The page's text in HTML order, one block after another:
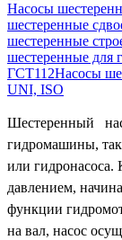
Насосы
шестеренные
шестеренные
шестеренные для
ГСТ112Насосы
UNI, ISO
Шестеренный
гидромашины,
или гидронасоса.
давлением,
функции
на вал, насос